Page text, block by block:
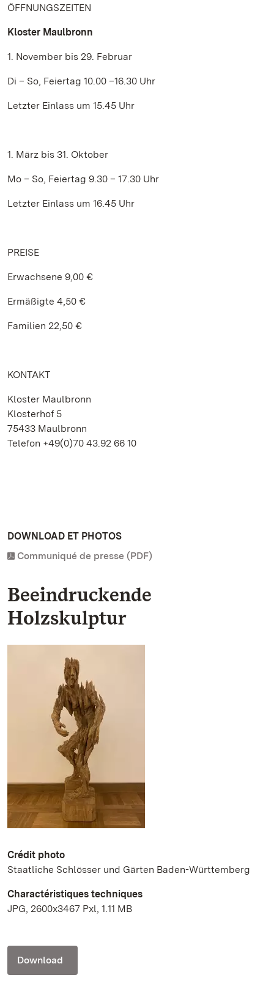
ÖFFNUNGSZEITEN
Kloster Maulbronn
1. November bis 29. Februar
Di – So, Feiertag 10.00 –16.30 Uhr
Letzter Einlass um 15.45 Uhr
1. März bis 31. Oktober
Mo – So, Feiertag 9.30 – 17.30 Uhr
Letzter Einlass um 16.45 Uhr
PREISE
Erwachsene 9,00 €
Ermäßigte 4,50 €
Familien 22,50 €
KONTAKT
Kloster Maulbronn
Klosterhof 5
75433 Maulbronn
Telefon +49(0)70 43.92 66 10
DOWNLOAD ET PHOTOS
Communiqué de presse (PDF)
Beeindruckende
Holzskulptur
Crédit photo
Staatliche Schlösser und Gärten Baden-Württemberg
Charactéristiques techniques
JPG, 2600x3467 Pxl, 1.11 MB
Download